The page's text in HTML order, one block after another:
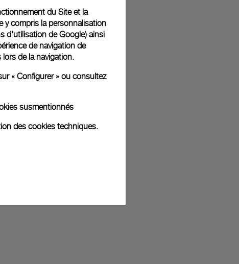
images d'illustration. Les coloris et tailles peuvent varier par rapport
du Site et la
y compris la personnalisation
d'utilisation de Google) ainsi
de navigation de
de la navigation.
« Configurer » ou consultez
susmentionnés
des cookies techniques.